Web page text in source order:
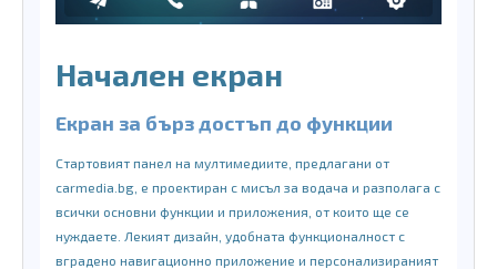
Начален екран
Екран за бърз достъп до функции
Стартовият панел на мултимедиите, предлагани от
carmedia.bg, е проектиран с мисъл за водача и разполага с
всички основни функции и приложения, от които ще се
нуждаете. Лекият дизайн, удобната функционалност с
вградено навигационно приложение и персонализираният